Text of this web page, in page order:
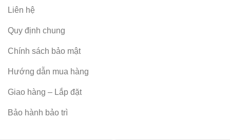
Liên hệ
Quy định chung
Chính sách bảo mật
Hướng dẫn mua hàng
Giao hàng – Lắp đặt
Bảo hành bảo trì